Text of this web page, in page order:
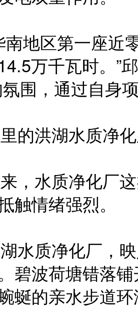
地区第一座近
万千瓦时。”
氛围，通过自身
的洪湖水质净
，水质净化厂
触情绪强烈。
水质净化厂，
碧波荷塘错落
蜒的亲水步道